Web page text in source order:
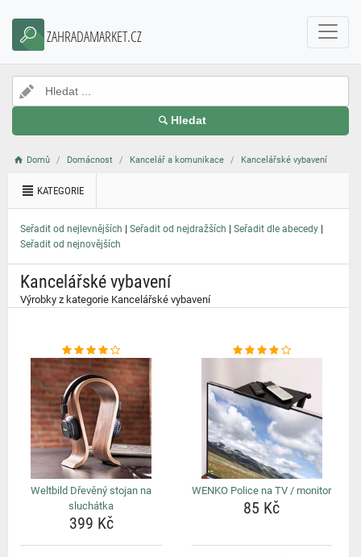
ZAHRADAMARKET.CZ
Hledat
Domů Domácnost Kancelář a komunikace Kancelářské vybavení
KATEGORIE
Seřadit od nejlevnějších | Seřadit od nejdražších | Seřadit dle abecedy |
Seřadit od nejnovějších
Kancelářské vybavení
Výrobky z kategorie Kancelářské vybavení
Weltbild Dřevěný stojan na
sluchátka
399 Kč
WENKO Police na TV / monitor
85 Kč